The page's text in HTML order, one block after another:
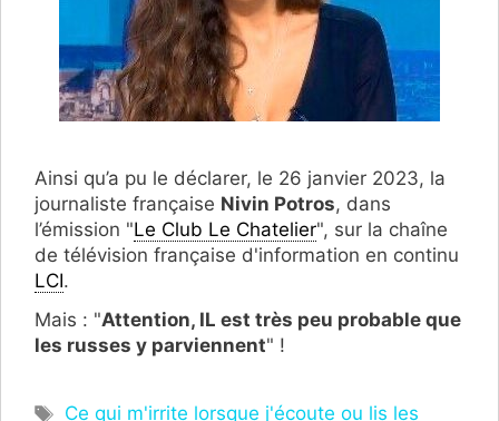
Ainsi qu’a pu le déclarer, le 26 janvier 2023, la
journaliste française Nivin Potros, dans
l’émission "Le Club Le Chatelier", sur la chaîne
de télévision française d'information en continu
LCI.
Mais : "Attention, IL est très peu probable que
les russes y parviennent" !
Étiquettes
Ce qui m'irrite lorsque j'écoute ou lis les